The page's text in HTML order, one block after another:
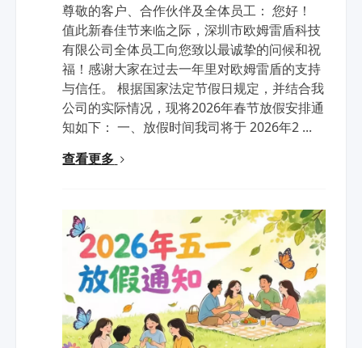
尊敬的客户、合作伙伴及全体员工： 您好！
值此新春佳节来临之际，深圳市欧姆雷盾科技
有限公司全体员工向您致以最诚挚的问候和祝
福！感谢大家在过去一年里对欧姆雷盾的支持
与信任。 根据国家法定节假日规定，并结合我
公司的实际情况，现将2026年春节放假安排通
知如下： 一、放假时间我司将于 2026年2 ...
查看更多